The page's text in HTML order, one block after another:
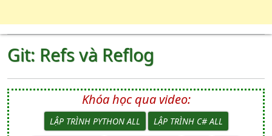
Git: Refs và Reflog
Khóa học qua video:
LẬP TRÌNH PYTHON ALL LẬP TRÌNH C# ALL